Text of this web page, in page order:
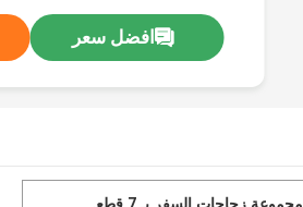
افضل سعر
مجموعة زجاجات السفر بـ 7 قطع
,